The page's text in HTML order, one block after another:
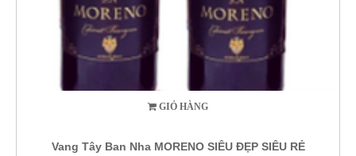
GIỎ HÀNG
Vang Tây Ban Nha MORENO SIÊU ĐẸP SIÊU RẺ